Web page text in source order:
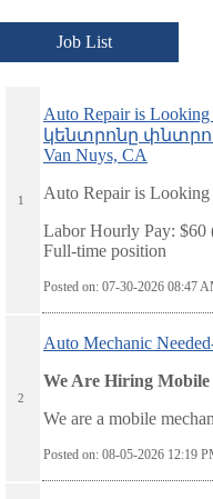
Job List
1
Auto Repair is
կենտրոնը
Van Nuys, CA
Auto Repair is Looking
Labor Hourly Pay: $60
Full-time position
Posted on: 07-30-2026 08:47
2
Auto Mechanic
We Are Hiring Mobile
We are a mobile
Posted on: 08-05-2026 12:19